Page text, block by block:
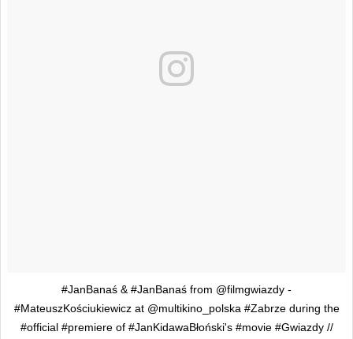
#JanBanaś & #JanBanaś from @filmgwiazdy -
#MateuszKościukiewicz at @multikino_polska #Zabrze during the
#official #premiere of #JanKidawaBłoński's #movie #Gwiazdy //